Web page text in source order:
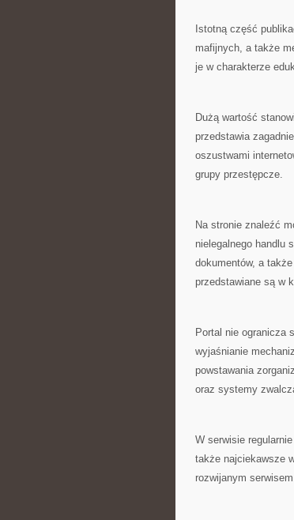
Istotną część
mafijnych, a także
je w charakterze
Dużą wartość
przedstawia
oszustwami
grupy przestępcze.
Na stronie znaleźć
nielegalnego handlu
dokumentów, a
przedstawiane są w
Portal nie ogranicza
wyjaśnianie
powstawania
oraz systemy
W serwisie
także najciekawsze
rozwijanym